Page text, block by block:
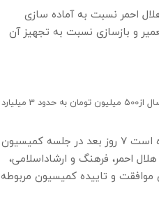
احمر نسبت به آماده سازی
و بازسازی نسبت به تجهیز آن
بازسازی تنها سینمای شهر مهاباد، از سال 93 تا 98 آنقدر به تاخیر افتاد که هزینه تعمیر و بازسازی آن طی 5 سال از500 میلیون تومان به حدود 3 میلیارد
تا اینکه ۱۰ تیر ۱۳۹۸ جلال محمودزاده خبر داد که بازسازی سینما تربیت مهاباد کلید خورده است ۷ روز بعد در جلسه کمیسیون
احمر، فرهنگ و ارشاداسلامی،
و تاییده کمیسیون مربوطه